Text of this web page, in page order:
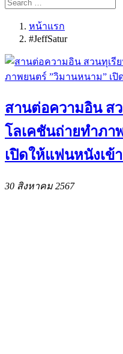
หน้าแรก
#JeffSatur
สานต่อความอิน สว
โลเคชันถ่ายทำภา
เปิดให้แฟนหนังเข้
30 สิงหาคม 2567